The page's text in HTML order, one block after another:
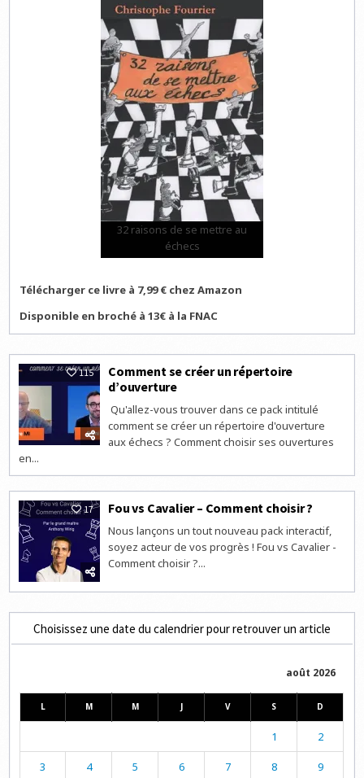
32 raisons de se mettre au
échecs
Télécharger ce livre à 7,99 € chez Amazon
Disponible en broché à 13€ à la FNAC
115
Comment se créer un répertoire
d’ouverture
Qu'allez-vous trouver dans ce pack intitulé
comment se créer un répertoire d'ouverture
aux échecs ? Comment choisir ses ouvertures
en...
17 Fou vs Cavalier – Comment choisir ?
Nous lançons un tout nouveau pack interactif,
soyez acteur de vos progrès ! Fou vs Cavalier -
Comment choisir ?...
Choisissez une date du calendrier pour retrouver un article
août 2026
L M M J V S D
1 2
3 4 5 6 7 8 9